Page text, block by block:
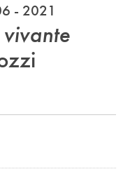
- 2021